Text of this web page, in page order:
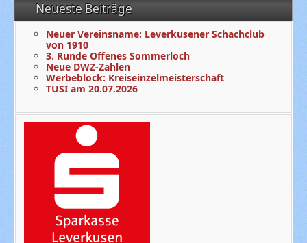
Neueste Beiträge
Neuer Vereinsname: Leverkusener Schachclub
von 1910
3. Runde Offenes Sommerloch
Neue DWZ-Zahlen
Werbeblock: Kreiseinzelmeisterschaft
TUSI am 20.07.2026